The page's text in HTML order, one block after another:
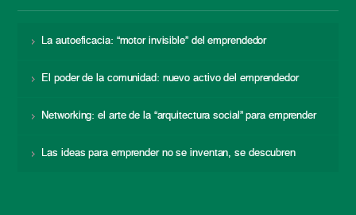
La autoeficacia: “motor invisible” del emprendedor
El poder de la comunidad: nuevo activo del emprendedor
Networking: el arte de la “arquitectura social” para emprender
Las ideas para emprender no se inventan, se descubren